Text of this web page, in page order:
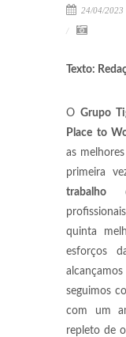
24/04/2023
Texto:
OGrupo
Place to
as
primeira
trabalho
quinta
esforços
seguimos
com um
repleto de